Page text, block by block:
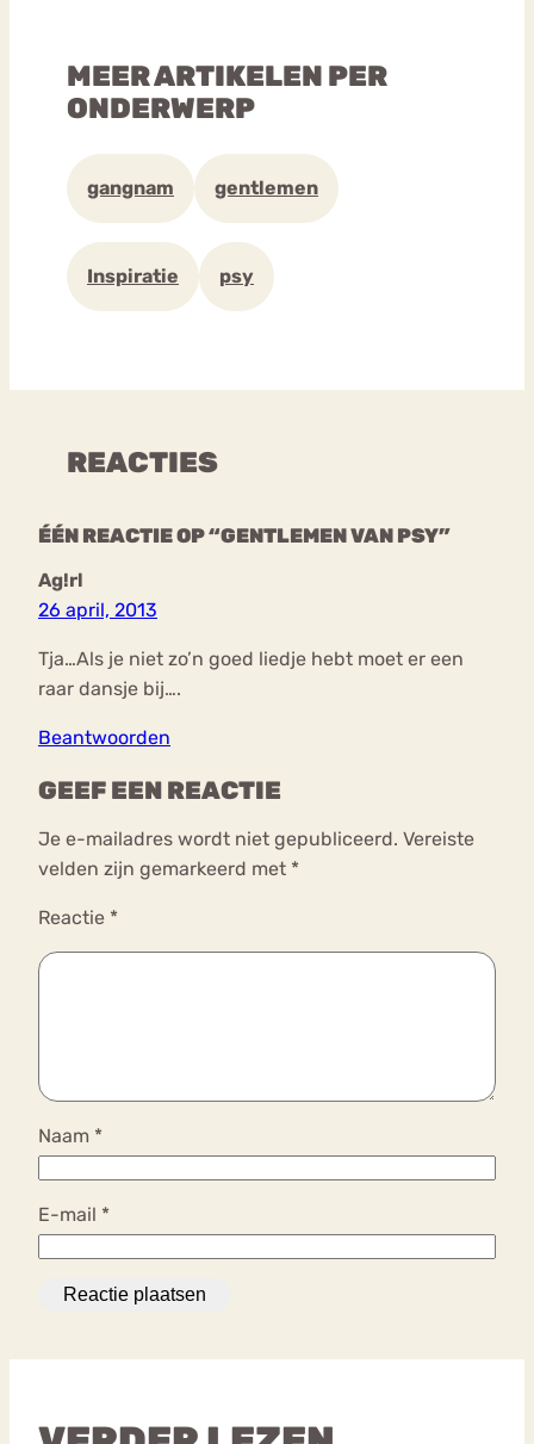
MEER ARTIKELEN PER
ONDERWERP
gangnam gentlemen
Inspiratie psy
REACTIES
ÉÉN REACTIE OP “GENTLEMEN VAN PSY”
Ag!rl
26 april, 2013
Tja…Als je niet zo’n goed liedje hebt moet er een
raar dansje bij….
Beantwoorden
GEEF EEN REACTIE
Je e-mailadres wordt niet gepubliceerd. Vereiste
velden zijn gemarkeerd met *
Reactie *
Naam *
E-mail *